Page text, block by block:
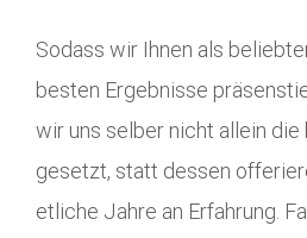
Sodass wir Ihnen als
besten Ergebnisse
wir uns selber nicht allein
gesetzt, statt dessen
etliche Jahre an Erfahrung.